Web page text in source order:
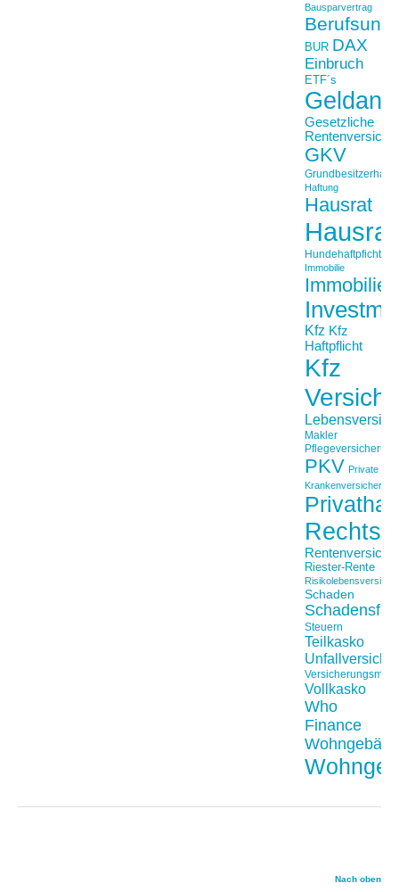
Bausparvertrag
BUR DAX
Einbruch
ETF´s
Gesetzliche
GKV
Haftung
Hausrat
Hundehaftpficht
Immobilie
Kfz Kfz
Haftpflicht
Kfz
Makler
Pflegeversicherung
PKV Private
Krankenversicherung
Riester-Rente
Schaden
Steuern
Teilkasko
Vollkasko
Who
Finance
Nach oben